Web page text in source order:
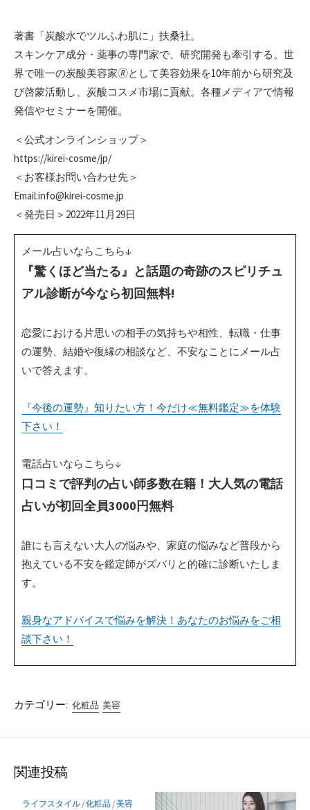
著書「炭酸水でツルふわ肌に」扶桑社。
スキンケア成分・薬事の専門家で、研究開発も牽引する。世
界で唯一の炭酸美容家🄬として美容効果を10年前から研究及
び啓蒙活動し、炭酸コスメ市場に貢献。各種メディアで情報
発信やセミナーを開催。
＜公式オンラインショップ＞
https://kirei-cosme/jp/
＜お客様お問い合わせ先＞
Email:info@kirei-cosme.jp
＜発売日＞2022年11月29日
メール占いならこちら↓
『驚くほど当たる』と話題の奇跡のスピリチュ
アル診断が今なら初回無料!
恋愛における片思いの相手の気持ちや相性、転職・仕事
の運勢、結婚や復縁の相談など、不安なことにメール占
いで答えます。
『今後の運勢』知りたい方！今だけ≪無料鑑定≫を体験
下さい！
電話占いならこちら↓
口コミで評判の占い師多数在籍！大人気の電話
占いが初回全員3000円無料
誰にも言えない大人の悩みや、家庭の悩みなど普段から
抱えている不安を鑑定師がズバリと的確に診断いたしま
す。
親身なアドバイスで悩みを解決！あなたのお悩みをご相
談下さい！
カテゴリー: 化粧品 美容
関連投稿
ライフスタイル/化粧品/美容